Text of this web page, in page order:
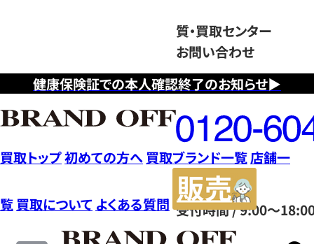
健康保険証での本人確認終了のお知らせ▶
質・買取センター
お問い合わせ
フ
リ
ー
ダ
イ
ヤ
ル
0120604117
受付時間 / 9:00～
買取トップ初めての方へ 買取ブランド一覧店舗一
覧 買取について よくある質問
サ